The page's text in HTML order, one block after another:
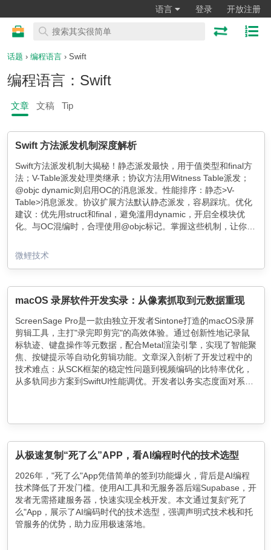
语言 登录 开放注册
话题 › 编程语言 › Swift
编程语言：Swift
文章 文稿 Tip
Swift 方法派发机制深度解析
Swift方法派发机制大揭秘！静态派发最快，用于值类型和final方
法；V-Table派发处理类继承；协议方法用Witness Table派发；
@objc dynamic则启用OC的消息派发。性能排序：静态>V-
Table>消息派发。协议扩展方法默认静态派发，容易踩坑。优化
建议：优先用struct和final，避免滥用dynamic，开启全模块优
化。与OC混编时，合理使用@objc标记。掌握这些机制，让你的
微鲤技术
macOS 录屏软件开发实录：从像素抓取到元数据重现
ScreenSage Pro是一款由独立开发者Sintone打造的macOS录屏
剪辑工具，主打"录完即剪完"的高效体验。通过创新性地记录鼠
标轨迹、键盘操作等元数据，配合Metal渲染引擎，实现了智能聚
焦、按键提示等自动化剪辑功能。文章深入剖析了开发过程中的
技术难点：从SCK框架的稳定性问题到视频编码的比特率优化，
从多轨同步方案到SwiftUI性能调优。开发者以务实态度面对系统
从极速复制“死了么”APP，看AI编程时代的技术选型
2026年，"死了么"App凭借简单的签到功能爆火，背后是AI编程
技术降低了开发门槛。使用AI工具和无服务器后端Supabase，开
发者无需搭建服务器，快速实现全栈开发。本文通过复刻"死了
么"App，展示了AI编码时代的技术选型，强调声明式技术栈和托
管服务的优势，助力应用极速落地。